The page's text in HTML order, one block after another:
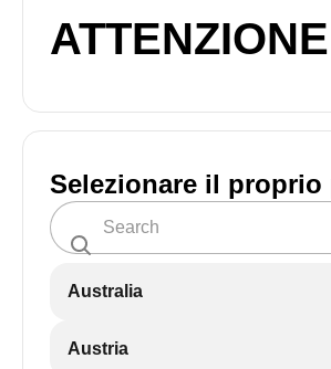
Selezionare il proprio
Australia
Austria